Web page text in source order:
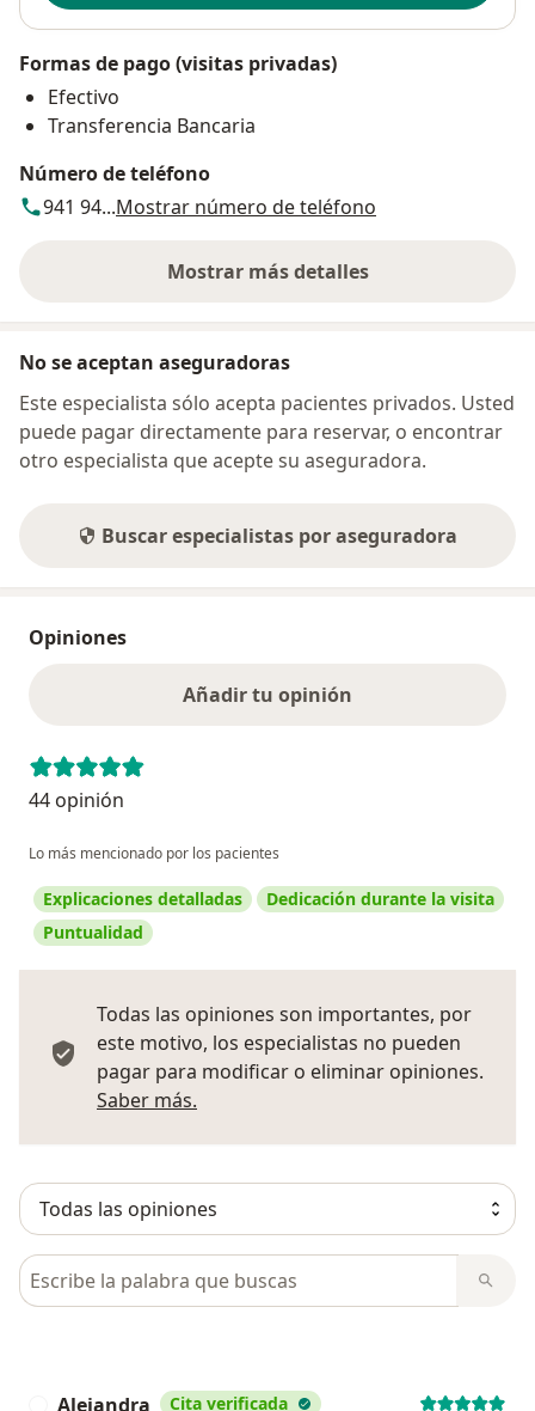
Formas de pago (visitas privadas)
Efectivo
Transferencia Bancaria
Número de teléfono
941 94...Mostrar número de teléfono
Mostrar más detalles
sobre la dirección
No se aceptan aseguradoras
Este especialista sólo acepta pacientes privados. Usted
puede pagar directamente para reservar, o encontrar
otro especialista que acepte su aseguradora.
Buscar especialistas por aseguradora
Opiniones
Añadir tu opinión
44 opinión
Lo más mencionado por los pacientes
Explicaciones detalladas
Dedicación durante la visita
Puntualidad
Todas las opiniones son importantes, por
este motivo, los especialistas no pueden
pagar para modificar o eliminar opiniones.
Saber más.
Busca en opiniones
Alejandra Cita verificada